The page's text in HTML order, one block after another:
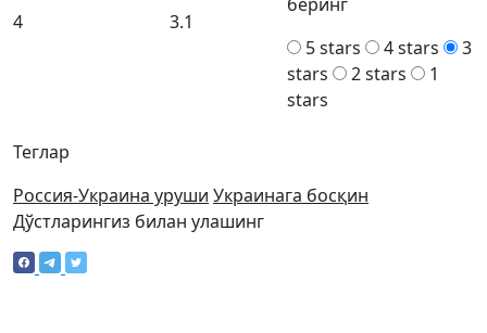
Теглар
Россия-Украина уруши Украинага босқин
4
3.1
5 stars
4 stars
3
stars
2 stars
1
stars
Дўстларингиз билан улашинг